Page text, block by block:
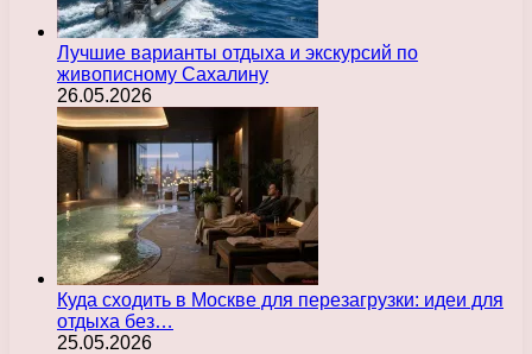
Лучшие варианты отдыха и экскурсий по
живописному Сахалину
26.05.2026
Куда сходить в Москве для перезагрузки: идеи для
отдыха без…
25.05.2026